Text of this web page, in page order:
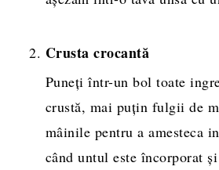
Crusta crocantă
Puneți într-un bol toate
crustă, mai puțin fulgii de
mâinile pentru a amesteca
când untul este încorporat